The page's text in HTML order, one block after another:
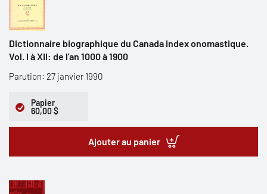
Dictionnaire biographique du Canada index onomastique.
Vol. I à XII: de l'an 1000 à 1900
Parution: 27 janvier 1990
Papier
60,00 $
Ajouter au panier